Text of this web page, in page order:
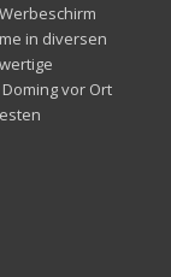
in diversen
vor Ort